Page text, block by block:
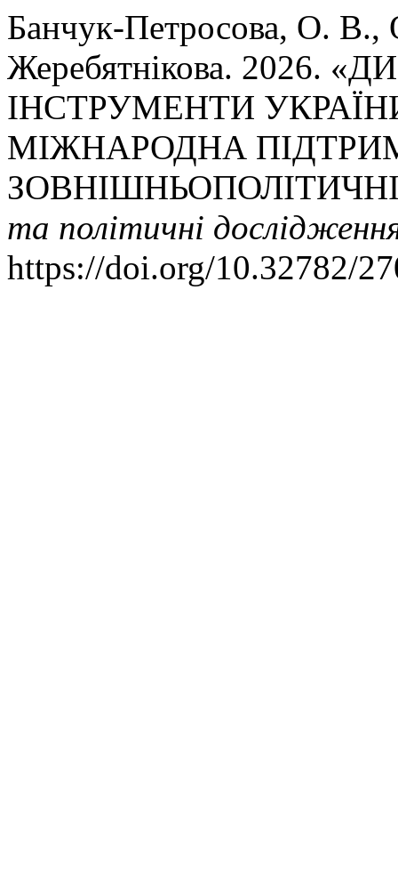
Банчук-Петросова, О. В.,
Жеребятнікова. 2026.
ІНСТРУМЕНТИ
МІЖНАРОДНА
та політичні
https://doi.org/10.32782/